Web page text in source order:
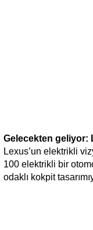
Gelecekten geliyor:
Lexus’un elektrikli
100 elektrikli bir
odaklı kokpit